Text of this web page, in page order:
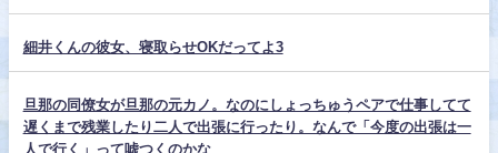
細井くんの彼女、寝取らせOKだってよ3
旦那の同僚女が旦那の元カノ。なのにしょっちゅうペアで仕事してて
遅くまで残業したり二人で出張に行ったり。なんで「今度の出張は一
人で行く」って嘘つくのかな